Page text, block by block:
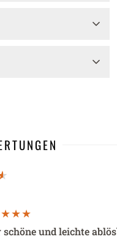
schöne und leichte